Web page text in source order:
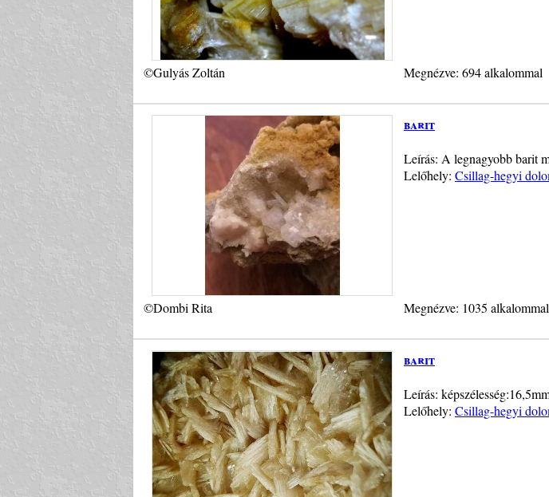
©Gulyás Zoltán Megnézve: 694 alkalommal
barit
Leírás: A legnagyobb barit
Lelőhely: Csillag-hegyi
©Dombi Rita Megnézve: 1035 alkalommal
barit
Leírás:
Lelőhely: Csillag-hegyi